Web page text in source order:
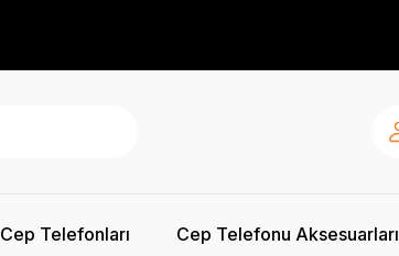
Cep Telefonları Cep Telefonu Aksesuarları